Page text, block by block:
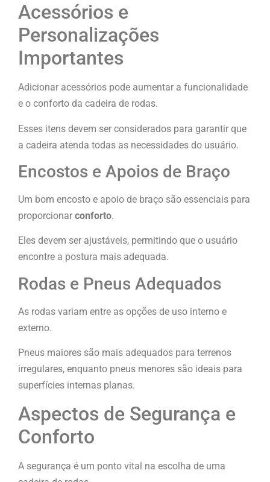
Acessórios e
Personalizações
Importantes
Adicionar acessórios pode aumentar a funcionalidade
e o conforto da cadeira de rodas.
Esses itens devem ser considerados para garantir que
a cadeira atenda todas as necessidades do usuário.
Encostos e Apoios de Braço
Um bom encosto e apoio de braço são essenciais para
proporcionar conforto.
Eles devem ser ajustáveis, permitindo que o usuário
encontre a postura mais adequada.
Rodas e Pneus Adequados
As rodas variam entre as opções de uso interno e
externo.
Pneus maiores são mais adequados para terrenos
irregulares, enquanto pneus menores são ideais para
superfícies internas planas.
Aspectos de Segurança e
Conforto
A segurança é um ponto vital na escolha de uma